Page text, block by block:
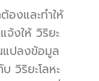
งและทำให้
จ้งให้ วิริยะ
แปลงข้อมูล
วิริยะโลหะ